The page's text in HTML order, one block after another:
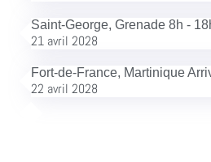
Saint-George, Grenade 8h -
21 avril 2028
Fort-de-France, Martinique
22 avril 2028